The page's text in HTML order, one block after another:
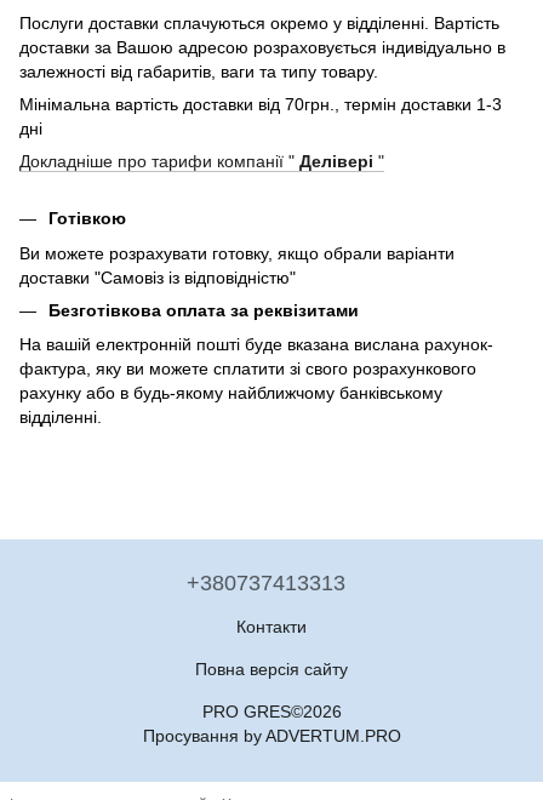
Послуги доставки сплачуються окремо у відділенні. Вартість
доставки за Вашою адресою розраховується індивідуально в
залежності від габаритів, ваги та типу товару.
Мінімальна вартість доставки від 70грн., термін доставки 1-3
дні
Докладніше про тарифи компанії " Делівері "
Готівкою
Ви можете розрахувати готовку, якщо обрали варіанти
доставки "Самовіз із відповідністю"
Безготівкова оплата за реквізитами
На вашій електронній пошті буде вказана вислана рахунок-
фактура, яку ви можете сплатити зі свого розрахункового
рахунку або в будь-якому найближчому банківському
відділенні.
+380737413313
Контакти
Повна версія сайту
PRO GRES©2026
Просування by ADVERTUM.PRO